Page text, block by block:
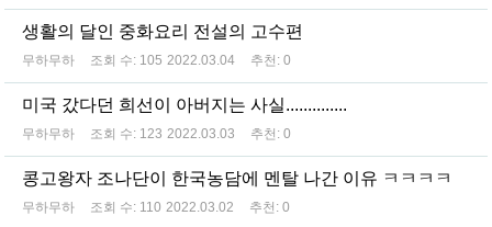
생활의 달인 중화요리 전설의 고수편
무하무하 조회 수: 105 2022.03.04 추천: 0
미국 갔다던 희선이 아버지는 사실..............
무하무하 조회 수: 123 2022.03.03 추천: 0
콩고왕자 조나단이 한국농담에 멘탈 나간 이유 ㅋㅋㅋㅋ
무하무하 조회 수: 110 2022.03.02 추천: 0